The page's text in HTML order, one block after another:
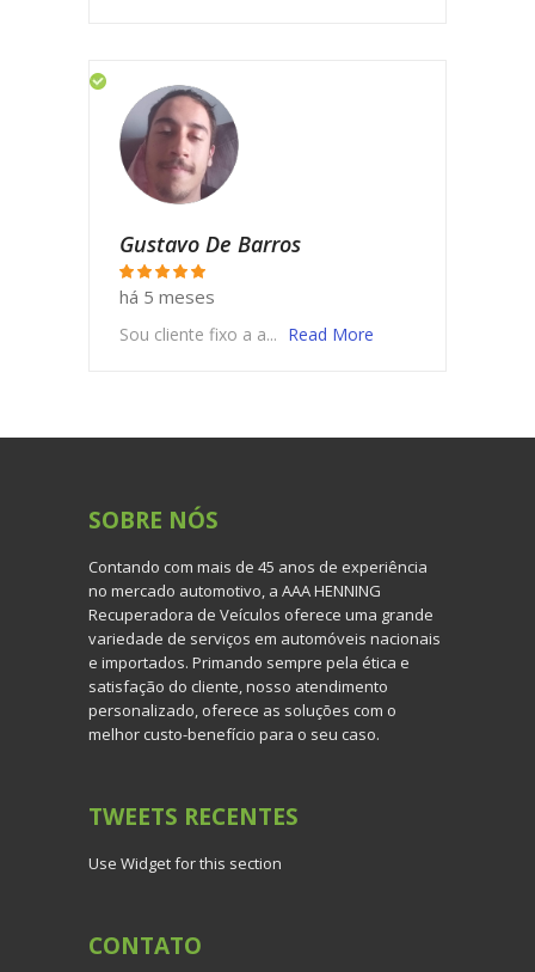
Gustavo De Barros
há 5 meses
Sou cliente fixo a a... Read More
SOBRE NÓS
Contando com mais de 45 anos de experiência
no mercado automotivo, a AAA HENNING
Recuperadora de Veículos oferece uma grande
variedade de serviços em automóveis nacionais
e importados. Primando sempre pela ética e
satisfação do cliente, nosso atendimento
personalizado, oferece as soluções com o
melhor custo-benefício para o seu caso.
TWEETS RECENTES
Use Widget for this section
CONTATO